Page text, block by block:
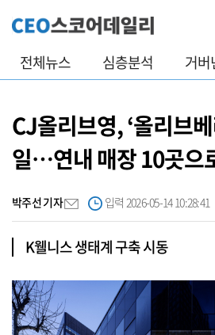
전체뉴스 심층분석 거버
CJ올리브영, ‘올리브
일…연내 매장 10곳으
박주선 기자 입력 2026-05-14 10:28:41
K웰니스 생태계 구축 시동